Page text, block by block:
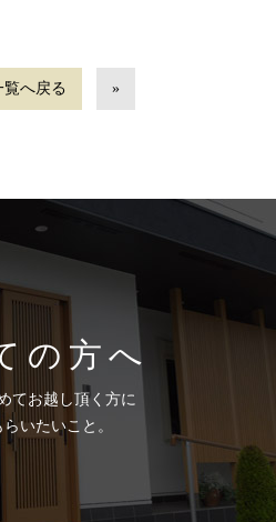
覧へ戻る »
の方へ
てお越し頂く方に
いたいこと。